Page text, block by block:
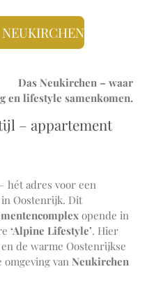
per persoon
– waar
en lifestyle samenkomen.
– appartement
– hét adres voor een
Oostenrijk. Dit
opende in
‘Alpine Lifestyle’. Hier
de warme Oostenrijkse
van Neukirchen